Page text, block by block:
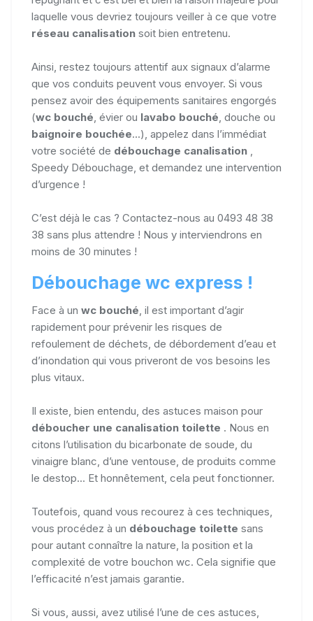
laquelle vous devriez toujours veiller à ce que votre
réseau canalisation soit bien entretenu.
Ainsi, restez toujours attentif aux signaux d’alarme
que vos conduits peuvent vous envoyer. Si vous
pensez avoir des équipements sanitaires engorgés
(wc bouché , évier ou lavabo bouché , douche ou
baignoire bouchée...), appelez dans l’immédiat
votre société de débouchage canalisation
Speedy Débouchage, et demandez une intervention
d’urgence !
C’est déjà le cas ? Contactez-nous au 0493 48 38
38 sans plus attendre ! Nous y interviendrons en
moins de 30 minutes !
Débouchage wc express !
Face à un wc bouché , il est important d’agir
rapidement pour prévenir les risques de
refoulement de déchets, de débordement d’eau et
d’inondation qui vous priveront de vos besoins les
plus vitaux.
Il existe, bien entendu, des astuces maison pour
déboucher une canalisation toilette . Nous en
citons l’utilisation du bicarbonate de soude, du
vinaigre blanc, d’une ventouse, de produits comme
le destop... Et honnêtement, cela peut fonctionner.
Toutefois, quand vous recourez à ces techniques,
vous procédez à un débouchage toilette sans
pour autant connaître la nature, la position et la
complexité de votre bouchon wc. Cela signifie que
l’efficacité n’est jamais garantie.
Si vous, aussi, avez utilisé l’une de ces astuces,